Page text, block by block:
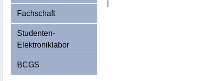
Fachschaft
Studenten-
Elektroniklabor
BCGS